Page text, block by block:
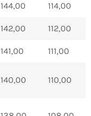
144,00 114,00
142,00 112,00
141,00 111,00
140,00 110,00